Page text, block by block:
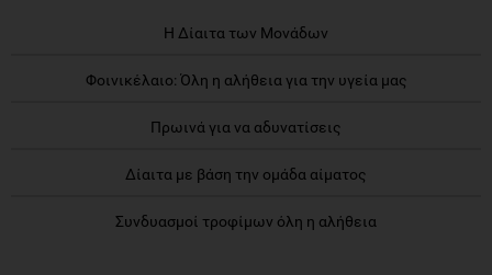
Η Δίαιτα των Μονάδων
Φοινικέλαιο: Όλη η αλήθεια για την υγεία μας
Πρωινά για να αδυνατίσεις
Δίαιτα με βάση την ομάδα αίματος
Συνδυασμοί τροφίμων όλη η αλήθεια